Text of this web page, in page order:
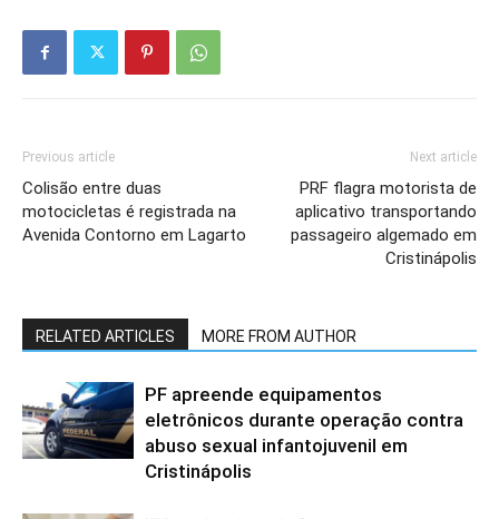
Previous article
Colisão entre duas
motocicletas é registrada na
Avenida Contorno em Lagarto
Next article
PRF flagra motorista de
aplicativo transportando
passageiro algemado em
Cristinápolis
RELATED ARTICLES MORE FROM AUTHOR
PF apreende equipamentos
eletrônicos durante operação contra
abuso sexual infantojuvenil em
Cristinápolis